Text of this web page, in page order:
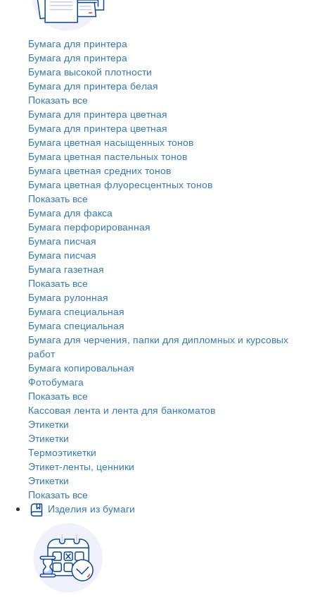
Бумага для принтера
Бумага для принтера
Бумага высокой плотности
Бумага для принтера белая
Показать все
Бумага для принтера цветная
Бумага для принтера цветная
Бумага цветная насыщенных тонов
Бумага цветная пастельных тонов
Бумага цветная средних тонов
Бумага цветная флуоресцентных тонов
Показать все
Бумага для факса
Бумага перфорированная
Бумага писчая
Бумага писчая
Бумага газетная
Показать все
Бумага рулонная
Бумага специальная
Бумага специальная
Бумага для черчения, папки для дипломных и курсовых
работ
Бумага копировальная
Фотобумага
Показать все
Кассовая лента и лента для банкоматов
Этикетки
Этикетки
Термоэтикетки
Этикет-ленты, ценники
Этикетки
Показать все
Изделия из бумаги